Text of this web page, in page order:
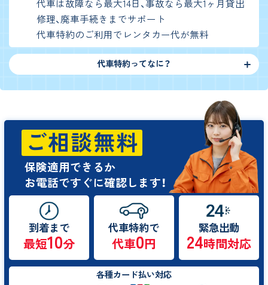
代車は故障なら最大14日、事故なら最大1ヶ月貸出
修理、廃車手続きまでサポート
代車特約のご利用でレンタカー代が無料
代車特約ってなに？
ご相談無料
保険適用できるか
お電話ですぐに確認します！
到着まで
最短10分
代車特約で
代車0円
緊急出動
24時間対応
各種カード払い対応